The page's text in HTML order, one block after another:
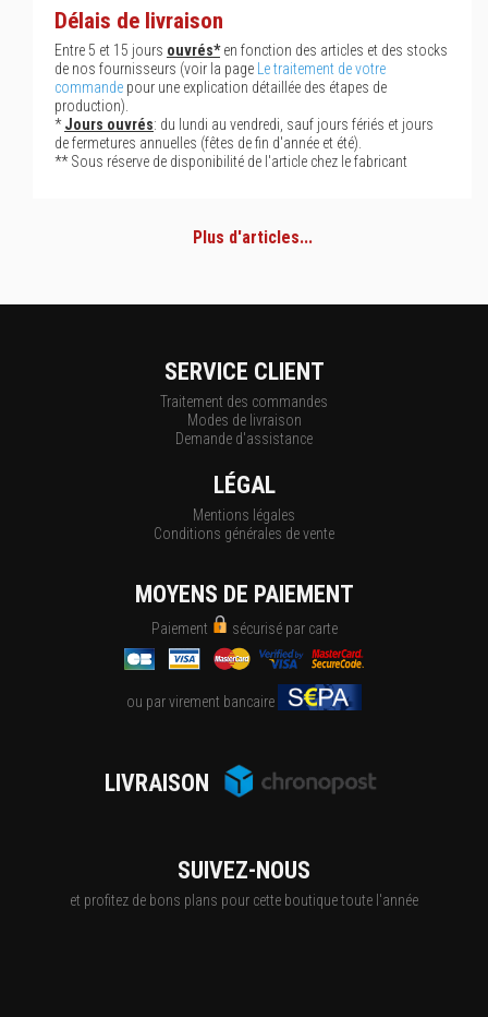
Délais de livraison
Entre 5 et 15 jours ouvrés*en fonction des articles et des stocks
de nos fournisseurs (voir la page
Le traitement de votre
commande pour une explication détaillée des étapes de
production).
*Jours ouvrés: du lundi au vendredi, sauf jours fériés et jours
de fermetures annuelles (fêtes de fin d'année et été).
** Sous réserve de disponibilité de l'article chez le fabricant
Plus d'articles...
SERVICE CLIENT
Traitement des commandes
Modes de livraison
Demande d'assistance
LÉGAL
Mentions légales
Conditions générales de vente
MOYENS DE PAIEMENT
Paiement sécurisé par carte
ou par virement bancaire
LIVRAISON
SUIVEZ-NOUS
et profitez de bons plans pour cette boutique toute l'année